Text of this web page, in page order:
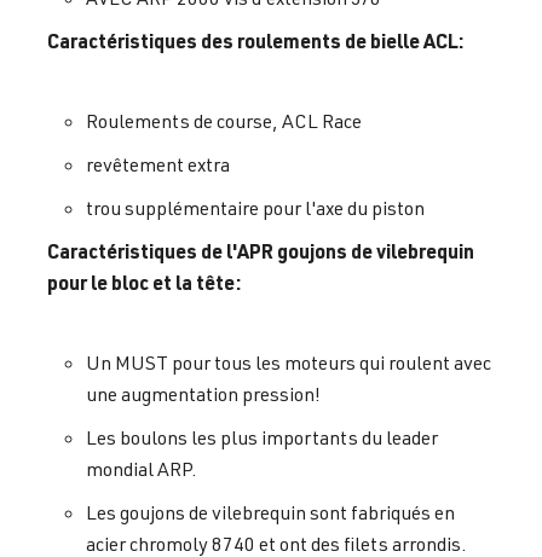
Caractéristiques des roulements de bielle ACL:
Roulements de course, ACL Race
revêtement extra
trou supplémentaire pour l'axe du piston
Caractéristiques de l'APR goujons de vilebrequin
pour le bloc et la tête:
Un MUST pour tous les moteurs qui roulent avec
une augmentation pression!
Les boulons les plus importants du leader
mondial ARP.
Les goujons de vilebrequin sont fabriqués en
acier chromoly 8740 et ont des filets arrondis.